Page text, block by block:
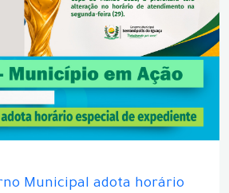
Municipal adota horário